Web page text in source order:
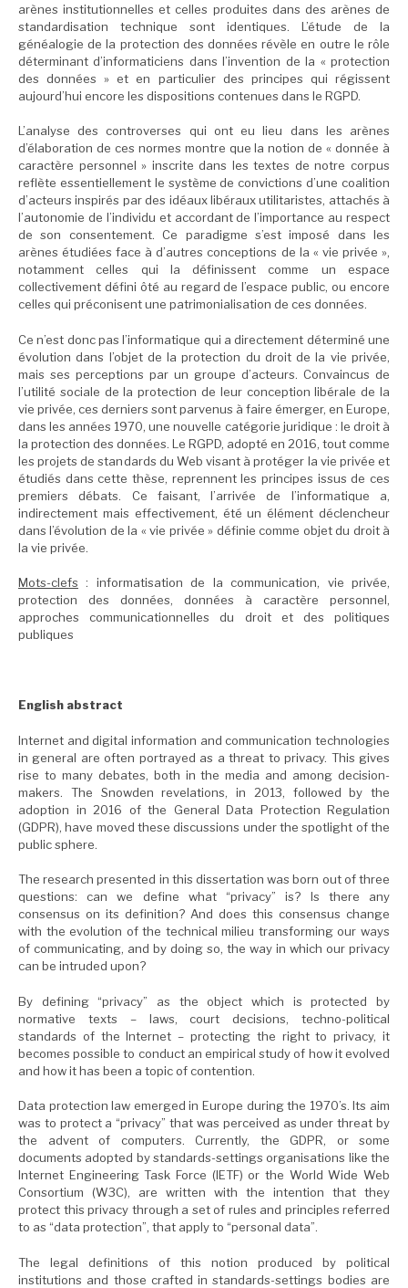
arènes institutionnelles et celles produites dans des arènes de
standardisation technique sont identiques. L’étude de la
généalogie de la protection des données révèle en outre le rôle
déterminant d’informaticiens dans l’invention de la « protection
des données » et en particulier des principes qui régissent
aujourd’hui encore les dispositions contenues dans le RGPD.
L’analyse des controverses qui ont eu lieu dans les arènes
d’élaboration de ces normes montre que la notion de « donnée à
caractère personnel » inscrite dans les textes de notre corpus
reflète essentiellement le système de convictions d’une coalition
d’acteurs inspirés par des idéaux libéraux utilitaristes, attachés à
l’autonomie de l’individu et accordant de l’importance au respect
de son consentement. Ce paradigme s’est imposé dans les
arènes étudiées face à d’autres conceptions de la « vie privée »,
notamment celles qui la définissent comme un espace
collectivement défini ôté au regard de l’espace public, ou encore
celles qui préconisent une patrimonialisation de ces données.
Ce n’est donc pas l’informatique qui a directement déterminé une
évolution dans l’objet de la protection du droit de la vie privée,
mais ses perceptions par un groupe d’acteurs. Convaincus de
l’utilité sociale de la protection de leur conception libérale de la
vie privée, ces derniers sont parvenus à faire émerger, en Europe,
dans les années 1970, une nouvelle catégorie juridique : le droit à
la protection des données. Le RGPD, adopté en 2016, tout comme
les projets de standards du Web visant à protéger la vie privée et
étudiés dans cette thèse, reprennent les principes issus de ces
premiers débats. Ce faisant, l’arrivée de l’informatique a,
indirectement mais effectivement, été un élément déclencheur
dans l’évolution de la « vie privée » définie comme objet du droit à
la vie privée.
Mots-clefs : informatisation de la communication, vie privée,
protection des données, données à caractère personnel,
approches communicationnelles du droit et des politiques
publiques
English abstract
Internet and digital information and communication technologies
in general are often portrayed as a threat to privacy. This gives
rise to many debates, both in the media and among decision-
makers. The Snowden revelations, in 2013, followed by the
adoption in 2016 of the General Data Protection Regulation
(GDPR), have moved these discussions under the spotlight of the
public sphere.
The research presented in this dissertation was born out of three
questions: can we define what“privacy” is? Is there any
consensus on its definition? And does this consensus change
with the evolution of the technicalmilieu transforming our ways
of communicating, and by doing so, the way in which our privacy
can be intruded upon?
By defining “privacy” as the object which is protected by
normative texts – laws, court decisions, techno-political
standards of the Internet – protecting the right to privacy, it
becomes possible to conduct an empirical study of how it evolved
and how it has been a topic of contention.
Data protection law emerged in Europe during the 1970’s. Its aim
was to protect a “privacy” that was perceived as under threat by
the advent of computers. Currently, the GDPR, or some
documents adopted by standards-settings organisations like the
Internet Engineering Task Force (IETF) or the World Wide Web
Consortium (W3C), are written with the intention that they
protect this privacy through a set of rules and principles referred
to as “data protection”, that apply to “personal data”.
The legal definitions of this notion produced by political
institutions and those crafted in standards-settings bodies are